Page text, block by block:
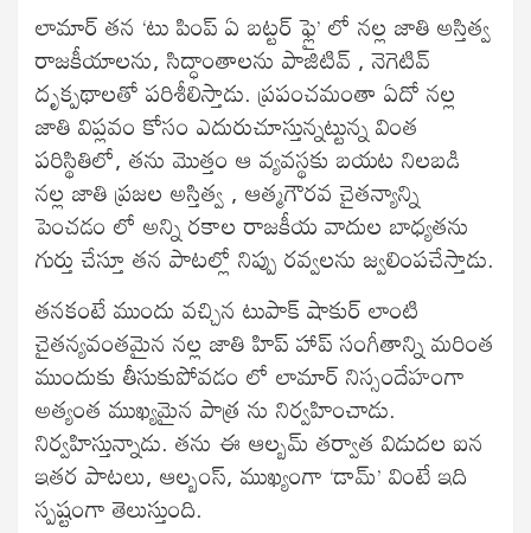
లామార్ తన ‘టు పింప్ ఏ బట్టర్ ఫ్లై’ లో నల్ల జాతి అస్తిత్వ
రాజకీయాలను, సిద్ధాంతాలను పాజిటివ్ , నెగెటివ్
దృక్పథాలతో పరిశీలిస్తాడు. ప్రపంచమంతా ఏదో నల్ల
జాతి విప్లవం కోసం ఎదురుచూస్తున్నట్టున్న వింత
పరిస్థితిలో, తను మొత్తం ఆ వ్యవస్థకు బయట నిలబడి
నల్ల జాతి ప్రజల అస్తిత్వ , ఆత్మగౌరవ చైతన్యాన్ని
పెంచడం లో అన్ని రకాల రాజకీయ వాదుల బాధ్యతను
గుర్తు చేస్తూ తన పాటల్లో నిప్పు రవ్వలను జ్వలింపచేస్తాడు.
తనకంటే ముందు వచ్చిన టుపాక్ షాకుర్ లాంటి
చైతన్యవంతమైన నల్ల జాతి హిప్ హాప్ సంగీతాన్ని మరింత
ముందుకు తీసుకుపోవడం లో లామార్ నిస్సందేహంగా
అత్యంత ముఖ్యమైన పాత్ర ను నిర్వహించాడు.
నిర్వహిస్తున్నాడు. తను ఈ ఆల్బమ్ తర్వాత విడుదల ఐన
ఇతర పాటలు, ఆల్బంస్, ముఖ్యంగా ‘డామ్’ వింటే ఇది
స్పష్టంగా తెలుస్తుంది.